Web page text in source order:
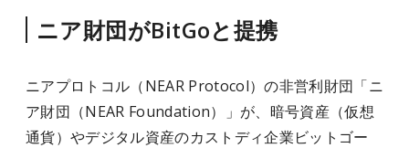
ニア財団がBitGoと提携
ニアプロトコル（NEAR Protocol）の非営利財団「ニ
ア財団（NEAR Foundation）」が、暗号資産（仮想
通貨）やデジタル資産のカストディ企業ビットゴー